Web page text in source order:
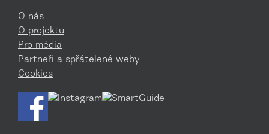
O nás
O projektu
Pro média
Partneři a spřátelené weby
Cookies